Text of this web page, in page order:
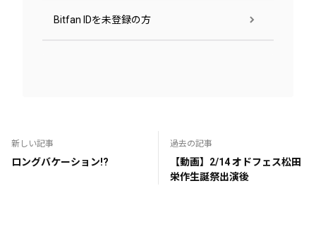
Bitfan IDを未登録の方
新しい記事
ロングバケーション!?
過去の記事
【動画】2/14 オドフェス松田
栄作生誕祭出演後